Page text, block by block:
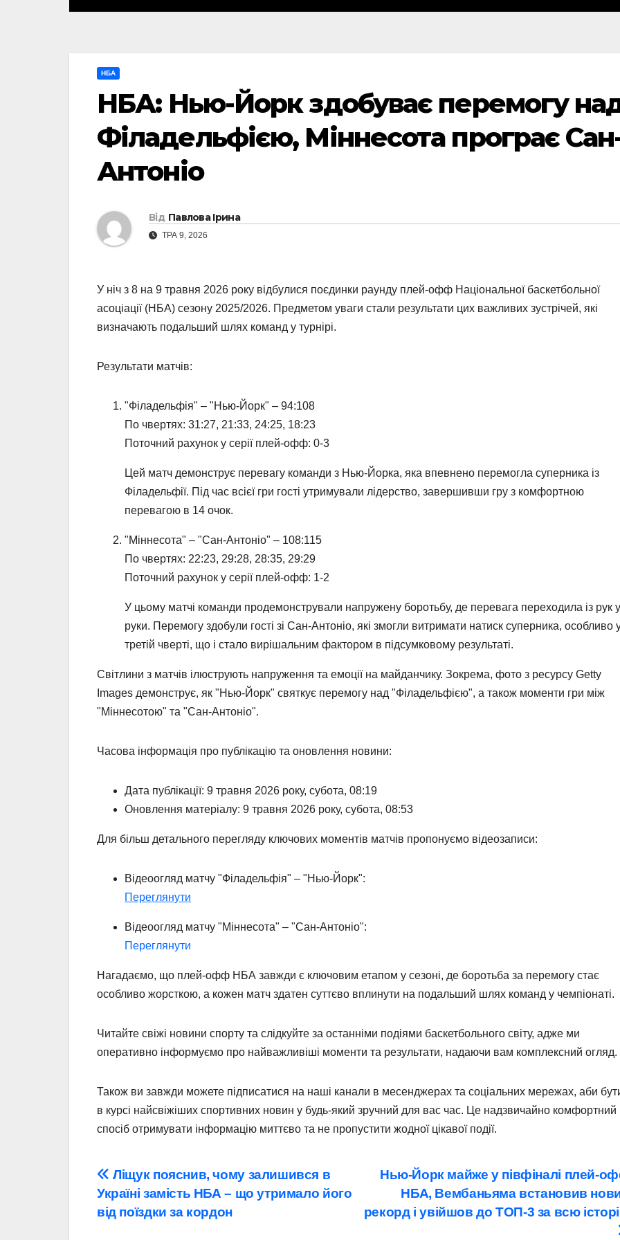
НБА
НБА: Нью-Йорк здобуває перемогу
Філадельфією, Міннесота програє
Антоніо
Від Павлова Ірина
ТРА 9, 2026
У ніч з 8 на 9 травня 2026 року відбулися поєдинки раунду плей-офф Національної баскетбольної
асоціації (НБА) сезону 2025/2026. Предметом уваги стали результати цих важливих зустрічей, які
визначають подальший шлях команд у турнірі.
Результати матчів:
"Філадельфія" – "Нью-Йорк" – 94:108
По чвертях: 31:27, 21:33, 24:25, 18:23
Поточний рахунок у серії плей-офф: 0-3
Цей матч демонструє перевагу команди з Нью-Йорка, яка впевнено перемогла суперника із
Філадельфії. Під час всієї гри гості утримували лідерство, завершивши гру з комфортною
перевагою в 14 очок.
"Міннесота" – "Сан-Антоніо" – 108:115
По чвертях: 22:23, 29:28, 28:35, 29:29
Поточний рахунок у серії плей-офф: 1-2
У цьому матчі команди продемонстрували напружену боротьбу, де перевага переходила із рук у
руки. Перемогу здобули гості зі Сан-Антоніо, які змогли витримати натиск суперника, особливо
третій чверті, що і стало вирішальним фактором в підсумковому результаті.
Світлини з матчів ілюструють напруження та емоції на майданчику. Зокрема, фото з ресурсу Getty
Images демонструє, як "Нью-Йорк" святкує перемогу над "Філадельфією", а також моменти гри між
"Міннесотою" та "Сан-Антоніо".
Часова інформація про публікацію та оновлення новини:
Дата публікації: 9 травня 2026 року, субота, 08:19
Оновлення матеріалу: 9 травня 2026 року, субота, 08:53
Для більш детального перегляду ключових моментів матчів пропонуємо відеозаписи:
Відеоогляд матчу "Філадельфія" – "Нью-Йорк":
Переглянути
Відеоогляд матчу "Міннесота" – "Сан-Антоніо":
Переглянути
Нагадаємо, що плей-офф НБА завжди є ключовим етапом у сезоні, де боротьба за перемогу стає
особливо жорсткою, а кожен матч здатен суттєво вплинути на подальший шлях команд у чемпіонаті.
Читайте свіжі новини спорту та слідкуйте за останніми подіями баскетбольного світу, адже ми
оперативно інформуємо про найважливіші моменти та результати, надаючи вам комплексний огляд.
Також ви завжди можете підписатися на наші канали в месенджерах та соціальних мережах, аби
в курсі найсвіжіших спортивних новин у будь-який зручний для вас час. Це надзвичайно комфортний
спосіб отримувати інформацію миттєво та не пропустити жодної цікавої події.
Навігація
записів
Нью-Йорк майже у півфіналі плей-
НБА, Вембаньяма встановив
рекорд і увійшов до ТОП-3 за всю
Ліщук пояснив, чому залишився в
Україні замість НБА – що утримало його
від поїздки за кордон